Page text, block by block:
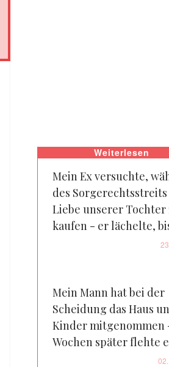
Weiterlesen
Mein Ex versuchte,
des
Liebe unserer Tochter
kaufen - er lächelte,
Mein Mann hat bei der
Scheidung das Haus
Kinder mitgenommen
Wochen später flehte
an, zurückzukommen